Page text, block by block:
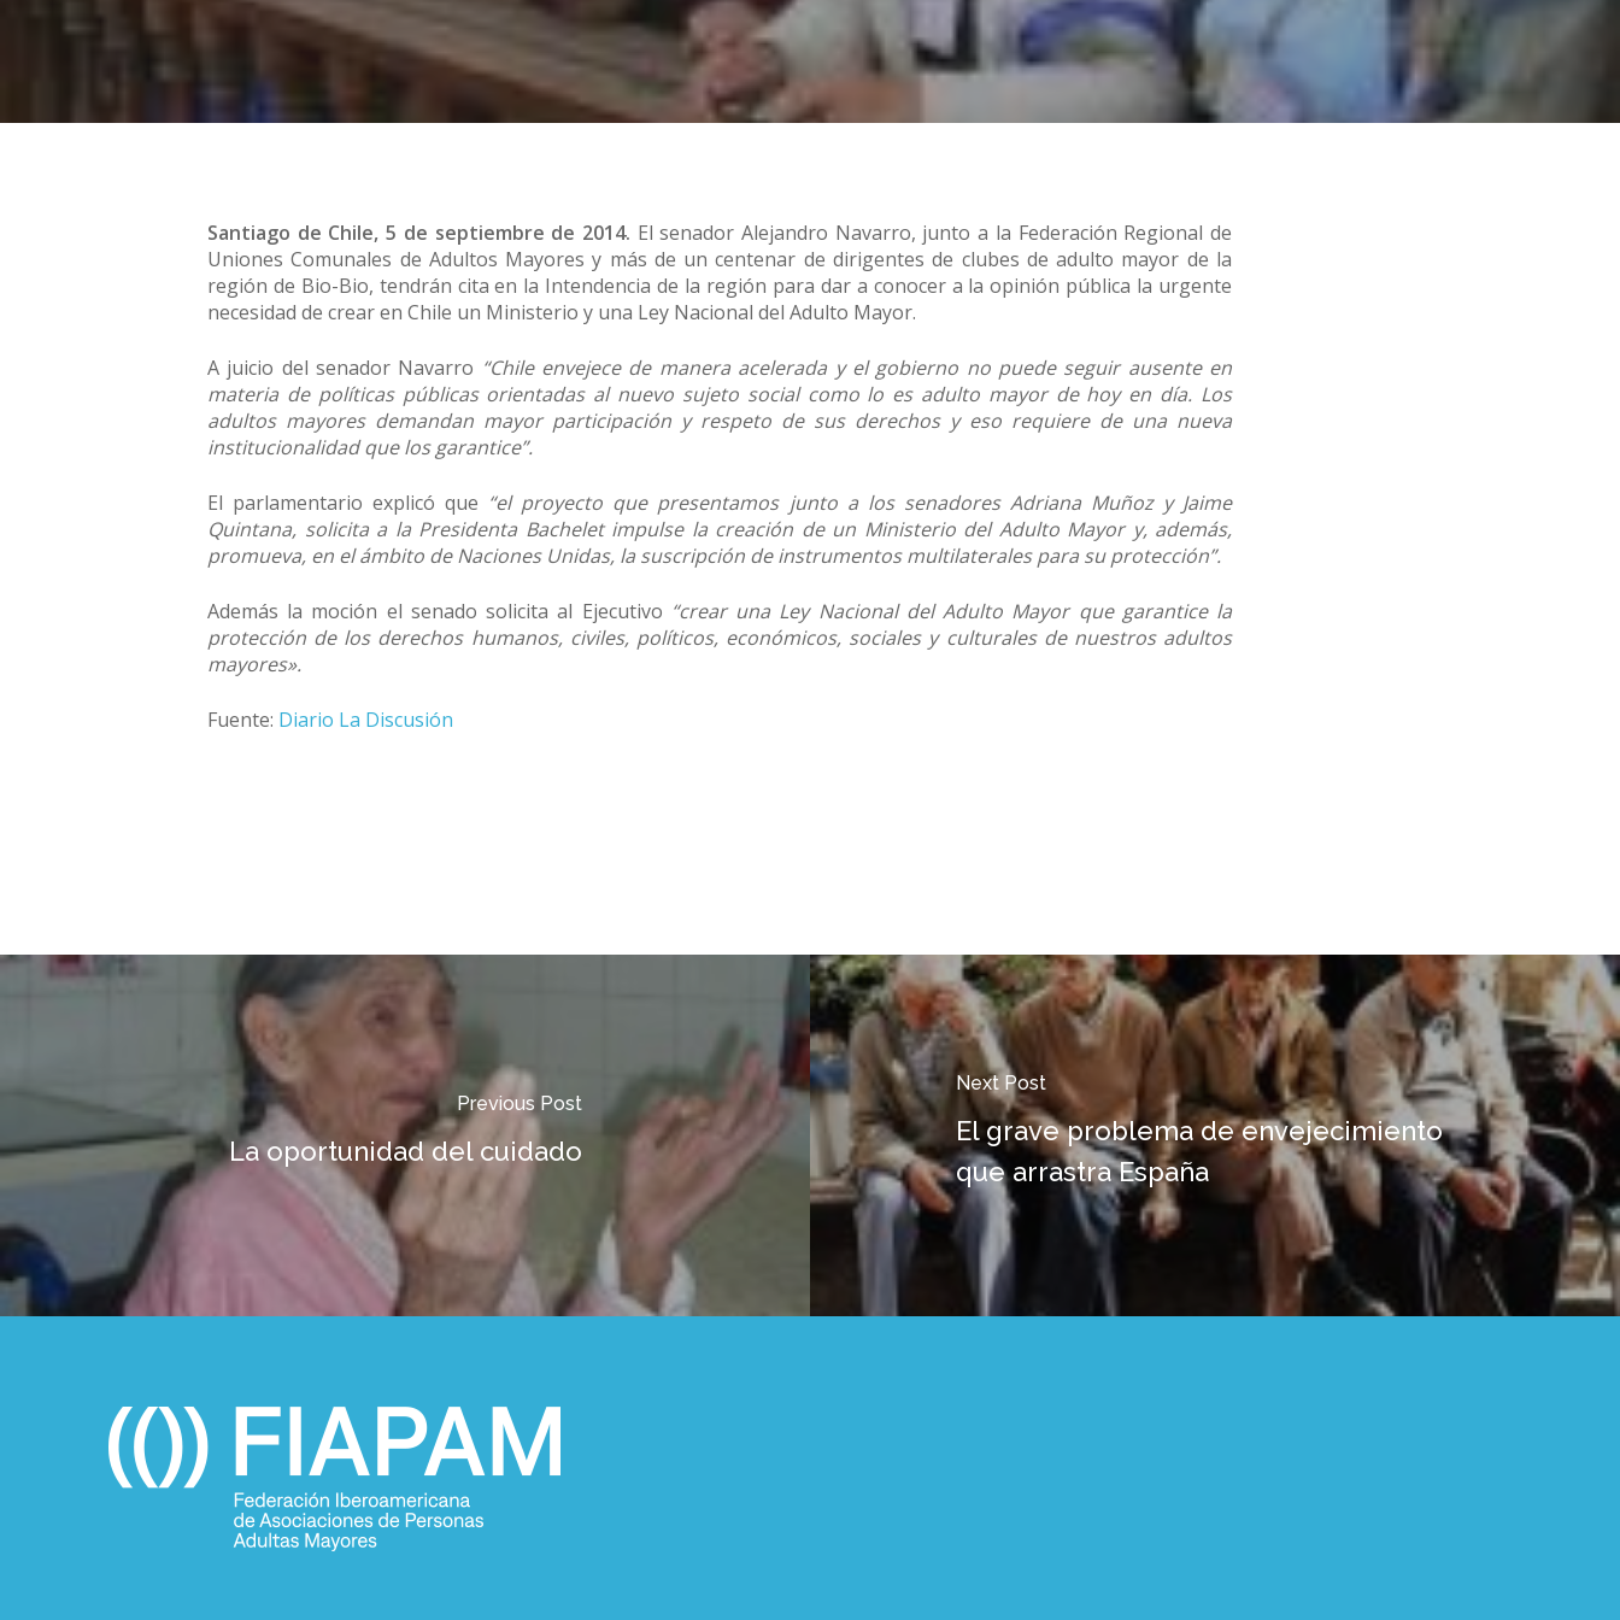
Santiago de Chile, 5 de septiembre de 2014. El senador Alejandro Navarro, junto a la Federación Regional de
Uniones Comunales de Adultos Mayores y más de un centenar de dirigentes de clubes de adulto mayor de la
región de Bio-Bio, tendrán cita en la Intendencia de la región para dar a conocer a la opinión pública la urgente
necesidad de crear en Chile un Ministerio y una Ley Nacional del Adulto Mayor.
A juicio del senador Navarro “Chile envejece de manera acelerada y el gobierno no puede seguir ausente en
materia de políticas públicas orientadas al nuevo sujeto social como lo es adulto mayor de hoy en día. Los
adultos mayores demandan mayor participación y respeto de sus derechos y eso requiere de una nueva
institucionalidad que los garantice”.
El parlamentario explicó que “el proyecto que presentamos junto a los senadores Adriana Muñoz y Jaime
Quintana, solicita a la Presidenta Bachelet impulse la creación de un Ministerio del Adulto Mayor y, además,
promueva, en el ámbito de Naciones Unidas, la suscripción de instrumentos multilaterales para su protección”.
Además la moción el senado solicita al Ejecutivo “crear una Ley Nacional del Adulto Mayor que garantice la
protección de los derechos humanos, civiles, políticos, económicos, sociales y culturales de nuestros adultos
mayores».
Fuente: Diario La Discusión
Previous Post
La oportunidad del cuidado
Next Post
El grave problema de envejecimiento
que arrastra España